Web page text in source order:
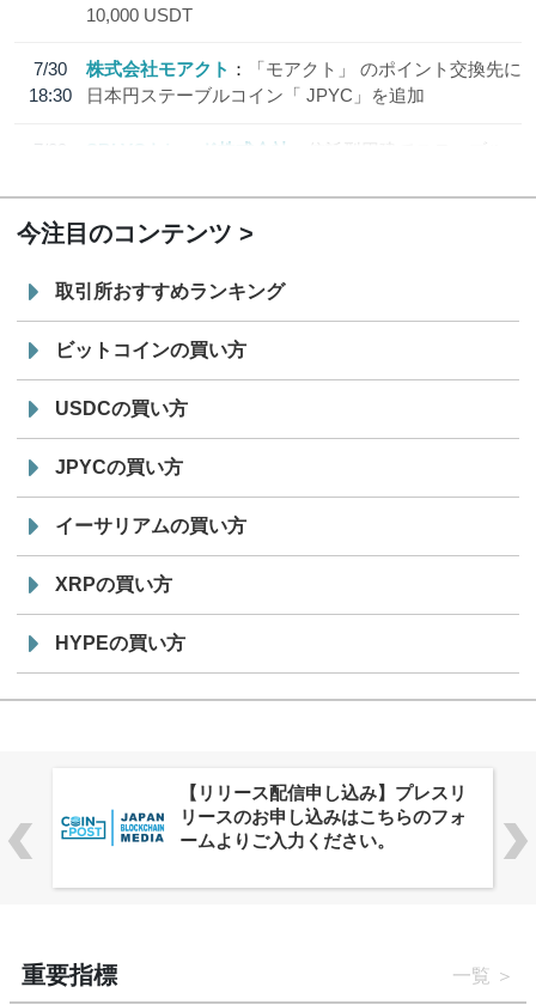
10,000 USDT
7/30
18:30
株式会社モアクト
「モアクト」 のポイント交換先に
日本円ステーブルコイン「 JPYC」を追加
7/29
SBI VCトレード株式会社
信託型円建てステーブル
今注目のコンテンツ
取引所おすすめランキング
ビットコインの買い方
USDCの買い方
JPYCの買い方
イーサリアムの買い方
XRPの買い方
HYPEの買い方
株式会社PlnX、アジア最大級のグロ
ーバルWeb3カンファレンス
「WebX2026」とのコラボレーショ
重要指標 一覧